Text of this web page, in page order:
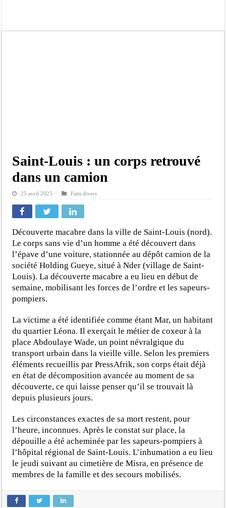
Saint-Louis : un corps retrouvé
dans un camion
25 avril 2025 Faits divers
Découverte macabre dans la ville de Saint-Louis (nord).
Le corps sans vie d’un homme a été découvert dans
l’épave d’une voiture, stationnée au dépôt camion de la
société Holding Gueye, situé à Nder (village de Saint-
Louis). La découverte macabre a eu lieu en début de
semaine, mobilisant les forces de l’ordre et les sapeurs-
pompiers.
La victime a été identifiée comme étant Mar, un habitant
du quartier Léona. Il exerçait le métier de coxeur à la
place Abdoulaye Wade, un point névralgique du
transport urbain dans la vieille ville. Selon les premiers
éléments recueillis par PressAfrik, son corps était déjà
en état de décomposition avancée au moment de sa
découverte, ce qui laisse penser qu’il se trouvait là
depuis plusieurs jours.
Les circonstances exactes de sa mort restent, pour
l’heure, inconnues. Après le constat sur place, la
dépouille a été acheminée par les sapeurs-pompiers à
l’hôpital régional de Saint-Louis. L’inhumation a eu lieu
le jeudi suivant au cimetière de Misra, en présence de
membres de la famille et des secours mobilisés.